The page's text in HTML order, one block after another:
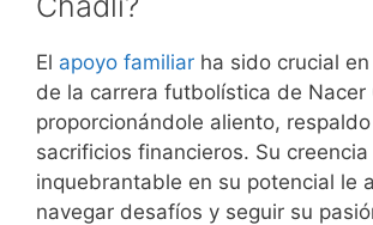
El apoyo familiar ha sido crucial
de la carrera futbolística de Nacer
proporcionándole aliento,
sacrificios financieros. Su creencia
inquebrantable en su potencial le
navegar desafíos y seguir su